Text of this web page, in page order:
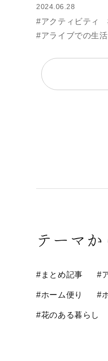
2024.06.28
#アクティビティ
#アライブでの生活
テーマか
#まとめ記事 #
#ホーム便り #
#花のある暮らし